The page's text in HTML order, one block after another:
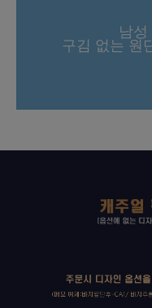
남
구김 없는 원